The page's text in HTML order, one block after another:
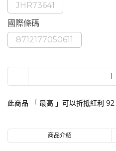
JHR73641
國際條碼
8712177050611
此商品 「 最高 」可以折抵紅利 92
商品介紹